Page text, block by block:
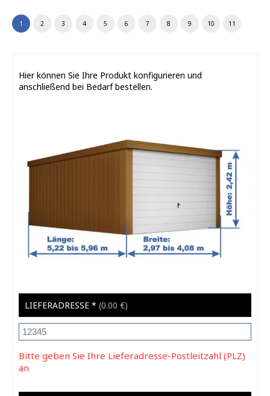
Hier können Sie Ihre Produkt konfigurieren und
anschließend bei Bedarf bestellen.
LIEFERADRESSE * (0.00 €)
Bitte geben Sie Ihre Lieferadresse-Postleitzahl (PLZ)
an